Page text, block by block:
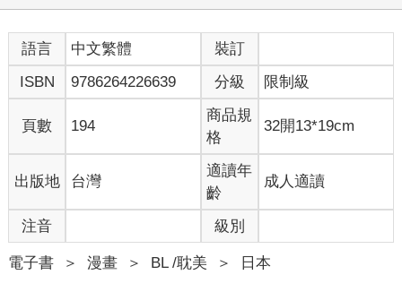
語言 中文繁體
裝訂
ISBN
9786264226639 分級 限制級
頁數 194
商品規
格
32開13*19cm
出版地 台灣
適讀年
齡
成人適讀
注音 級別
電子書 ＞ 漫畫 ＞ BL /耽美 ＞ 日本